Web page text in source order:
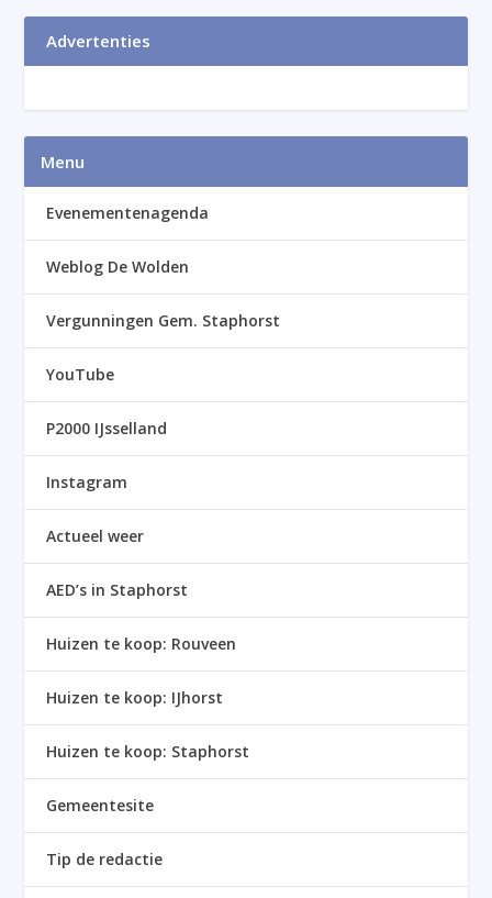
Advertenties
Menu
Evenementenagenda
Weblog De Wolden
Vergunningen Gem. Staphorst
YouTube
P2000 IJsselland
Instagram
Actueel weer
AED’s in Staphorst
Huizen te koop: Rouveen
Huizen te koop: IJhorst
Huizen te koop: Staphorst
Gemeentesite
Tip de redactie